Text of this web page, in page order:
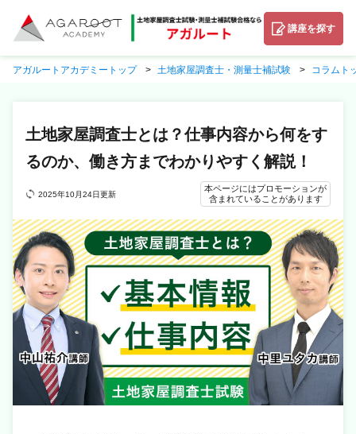
講座を探す
アガルートアカデミートップ 土地家屋調査士・測量士補試験 コラムト
土地家屋調査士とは？仕事内容から何をす
るのか、働き方までわかりやすく解説！
2025年10月24日更新
本ページにはプロモーションが
含まれていることがあります